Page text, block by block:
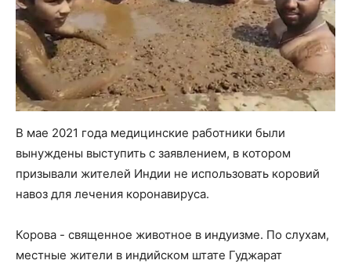
В мае 2021 года медицинские работники были
вынуждены выступить с заявлением, в котором
призывали жителей Индии не использовать коровий
навоз для лечения коронавируса.
Корова - священное животное в индуизме. По слухам,
местные жители в индийском штате Гуджарат